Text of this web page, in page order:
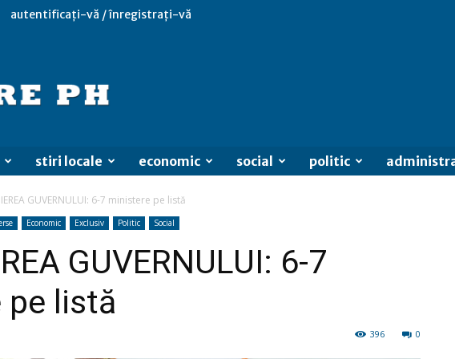
autentificați-vă / înregistrați-vă
stiri locale economic social politic
GUVERNULUI: 6-7 ministere pe listă
Economic Exclusiv Politic Social
GUVERNULUI: 6-7
listă
0
396